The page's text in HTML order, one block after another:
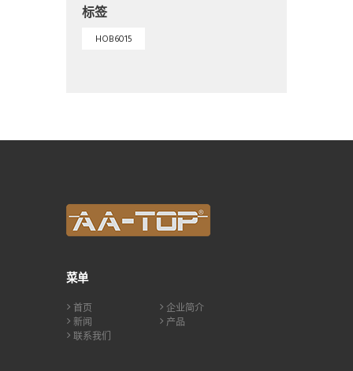
标签
HOB6015
菜单
首页
企业简介
新闻
产品
联系我们